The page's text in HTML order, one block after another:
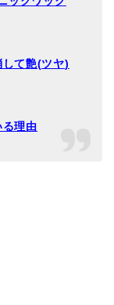
して艶(ツヤ)
理由